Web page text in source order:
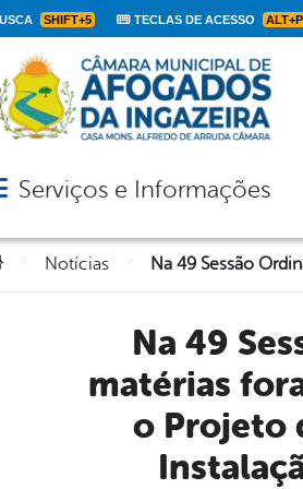
SHIFT+5 TECLAS DE ACESSO ALT+P
menu principal de navegação
Serviços e Informações
está aqui:
Notícias
Na 49 Sessão Ordinária realizada na data de …….., várias
matérias
o Projeto